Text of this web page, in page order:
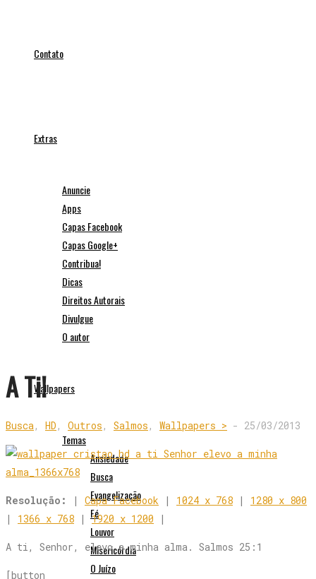
Contato
Extras
Anuncie
Apps
Capas Facebook
Capas Google+
Contribua!
Dicas
Direitos Autorais
Divulgue
O autor
Wallpapers
Temas
Ansiedade
Busca
Evangelização
Fé
Louvor
Misericórdia
O Juízo
A Ti!
Busca , HD , Outros , Salmos , Wallpapers > - 25/03/2013
Resolução: | Capa Facebook | 1024 x 768 | 1280 x 800
| 1366 x 768 |1920 x 1200 |
A ti, Senhor, elevo a minha alma. Salmos 25:1
[button